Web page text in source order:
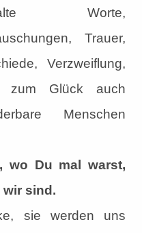
Worte,
Trauer,
Verzweiflung,
zum Glück auch
Menschen
wo Du mal warst,
wir sind.
sie werden uns